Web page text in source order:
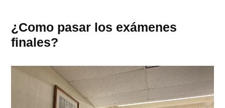
¿Como pasar los exámenes
finales?